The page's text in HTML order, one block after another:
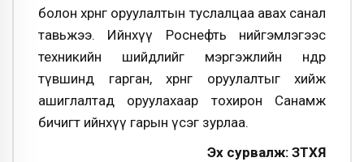
болон хөрөнгө оруулалтын туслалцаа авах санал
тавьжээ. Ийнхүү Роснефть нийгэмлэгээс
техникийн шийдлийг мэргэжлийн өндөр
түвшинд гарган, хөрөнгө оруулалтыг хийж
ашиглалтад оруулахаар тохирон Санамж
бичигт ийнхүү гарын үсэг зурлаа.
Эх сурвалж: ЗТХЯ